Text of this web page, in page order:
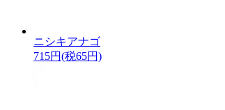
ニシキアナゴ
715円(税65円)